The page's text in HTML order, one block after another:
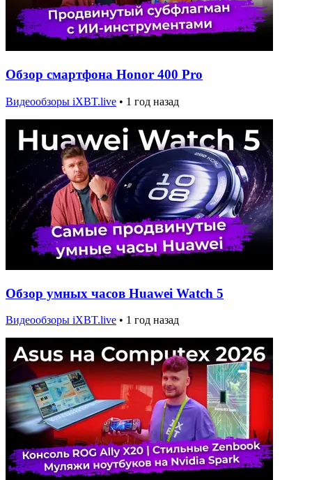
Обзор смартфона Honor 400 Pro
Видеообзоры iXBT.live • 1 год назад
Обзор умных часов Huawei Watch 5
Видеообзоры iXBT.live • 1 год назад